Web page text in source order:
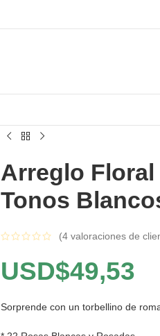
Arreglo Floral
Tonos
(4 valoraciones de
USD$49,53
Sorprende con un torbellino de